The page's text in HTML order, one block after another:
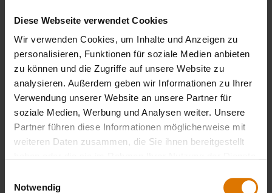
Diese Webseite verwendet Cookies
Wir verwenden Cookies, um Inhalte und Anzeigen zu
personalisieren, Funktionen für soziale Medien anbieten
zu können und die Zugriffe auf unsere Website zu
analysieren. Außerdem geben wir Informationen zu Ihrer
Verwendung unserer Website an unsere Partner für
soziale Medien, Werbung und Analysen weiter. Unsere
Partner führen diese Informationen möglicherweise mit
weiteren Daten zusammen, die Sie ihnen bereitgestellt
Notwendig
Grill On
Pizza vom Grill
verwandelst du deinen Grill in einen Pizzaofen - von